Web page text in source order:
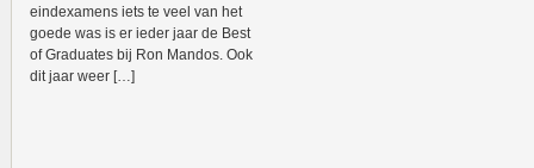
eindexamens iets te veel van het
goede was is er ieder jaar de Best
of Graduates bij Ron Mandos. Ook
dit jaar weer […]